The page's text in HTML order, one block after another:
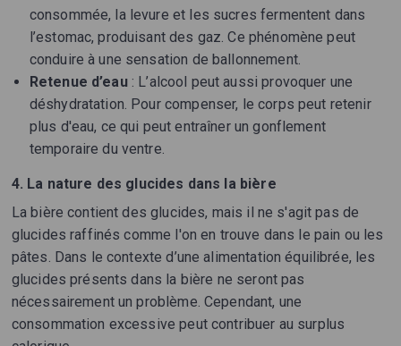
consommée, la levure et les sucres fermentent dans
l’estomac, produisant des gaz. Ce phénomène peut
conduire à une sensation de ballonnement.
Retenue d’eau: L’alcool peut aussi provoquer une
déshydratation. Pour compenser, le corps peut retenir
plus d'eau, ce qui peut entraîner un gonflement
temporaire du ventre.
4. La nature des glucides dans la bière
La bière contient des glucides, mais il ne s'agit pas de
glucides raffinés comme l'on en trouve dans le pain ou les
pâtes. Dans le contexte d’une alimentation équilibrée, les
glucides présents dans la bière ne seront pas
nécessairement un problème. Cependant, une
consommation excessive peut contribuer au surplus